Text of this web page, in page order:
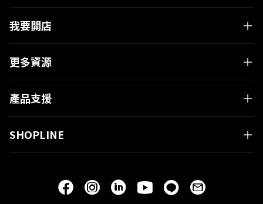
我要開店
更多資源
產品支援
SHOPLINE